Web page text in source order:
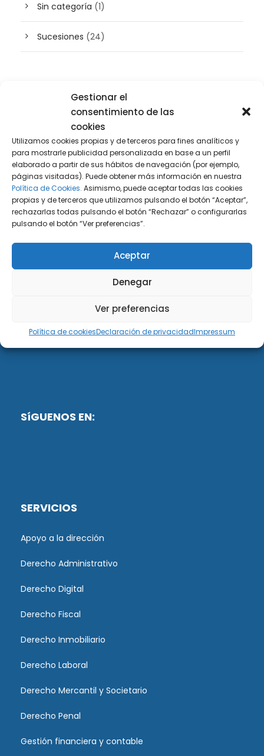
Gestionar el
consentimiento de las
cookies
Utilizamos cookies propias y de terceros para fines analíticos y
para mostrarle publicidad personalizada en base a un perfil
elaborado a partir de sus hábitos de navegación (por ejemplo,
páginas visitadas). Puede obtener más información en nuestra
Política de Cookies. Asimismo, puede aceptar todas las cookies
propias y de terceros que utilizamos pulsando el botón “Aceptar”,
rechazarlas todas pulsando el botón “Rechazar” o configurarlas
pulsando el botón “Ver preferencias”.
Aceptar
Denegar
Ver preferencias
Política de cookiesDeclaración de privacidadImpressum
Sin categoría (1)
Sucesiones (24)
Buscador de artículos
DiG ABOGADOS
DiG Abogados es un despacho de abogados
multidisciplinar especializado en las materias de
fiscalidad y mercantil. Llevamos más de 50 años al
SíGUENOS EN:
SERVICIOS
Apoyo a la dirección
Derecho Administrativo
Derecho Digital
Derecho Fiscal
Derecho Inmobiliario
Derecho Laboral
Derecho Mercantil y Societario
Derecho Penal
Gestión financiera y contable